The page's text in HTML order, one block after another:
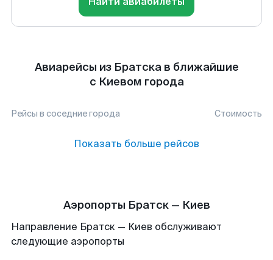
Авиарейсы из Братска в ближайшие
с Киевом города
Рейсы в соседние города Стоимость
Показать больше рейсов
Аэропорты Братск — Киев
Направление Братск — Киев обслуживают
следующие аэропорты